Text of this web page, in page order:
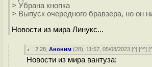
> Убрана кнопка
> Выпуск очередного бравзера, но он
Новости из мира Линукс...
2.28 ,Аноним (28), 11:57, 05/08/2023 [^] [^^] [
Новости из мира вантуза: